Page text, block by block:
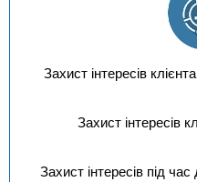
Захист інтересів
Захист інтересів
Захист інтересів під